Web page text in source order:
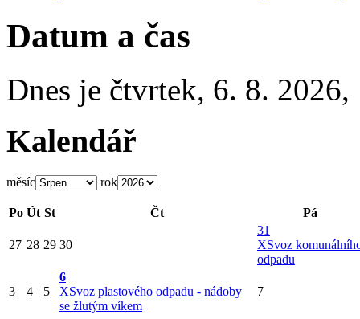
Datum a čas
Dnes je čtvrtek, 6. 8. 2026,
Kalendář
měsíc rok
Po Út St Čt Pá
27 28 29 30
31
XSvoz
odpadu
3 4 5
6
XSvoz plastového odpadu - nádoby
se žlutým víkem
7